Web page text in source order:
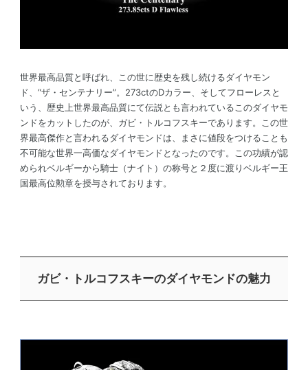
世界最高品質と呼ばれ、この世に歴史を残し続けるダイヤモン
ド、“ザ・センテナリー”。273ctのDカラー、そしてフローレスと
いう、歴史上世界最高品質にて伝説とも言われているこのダイヤモ
ンドをカットしたのが、ガビ・トルコフスキーであります。この世
界最高傑作と言われるダイヤモンドは、まさに値段をつけることも
不可能な世界一高価なダイヤモンドとなったのです。この功績が認
められベルギーから騎士（ナイト）の称号と２度に渡りベルギー王
国最高位勲章を授与されております。
ガビ・トルコフスキーのダイヤモンドの魅力